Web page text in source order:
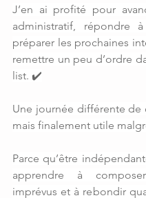
J’en ai profité pour
administratif, répondre
préparer les prochaines
remettre un peu d’ordre
list. ✔️
Une journée différente de
mais finalement utile
Parce qu’être
apprendre à
imprévus et à rebondir